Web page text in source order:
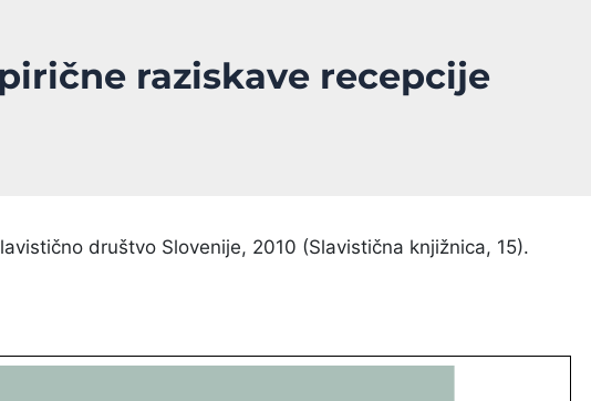
raziskave recepcije
društvo Slovenije, 2010 (Slavistična knjižnica, 15).